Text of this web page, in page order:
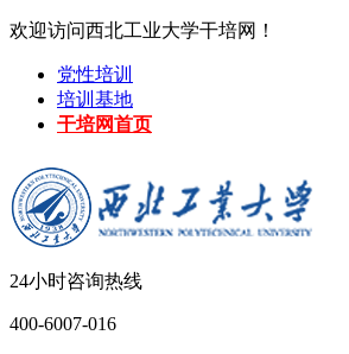
欢迎访问西北工业大学干培网！
党性培训
培训基地
干培网首页
24小时咨询热线
400-6007-016